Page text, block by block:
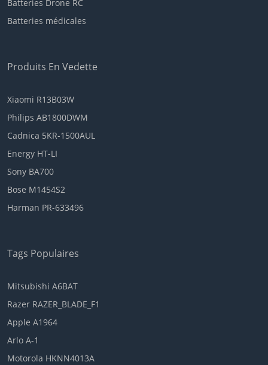
Batteries Drone RC
Batteries médicales
Produits En Vedette
Xiaomi R13B03W
Philips AB1800DWM
Cadnica 5KR-1500AUL
Energy HT-LI
Sony BA700
Bose M1454S2
Harman PR-633496
Tags Populaires
Mitsubishi A6BAT
Razer RAZER_BLADE_F1
Apple A1964
Arlo A-1
Motorola HKNN4013A